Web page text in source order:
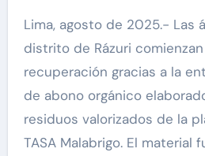
Lima, agosto de 2025.- Las áreas verdes del
distrito de Rázuri
recuperación gracias a la
de abono orgánico
residuos valorizados de la
TASA Malabrigo. El material